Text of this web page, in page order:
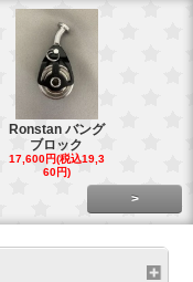
Ronstan バング
ブロック
17,600円(税込19,3
60円)
>